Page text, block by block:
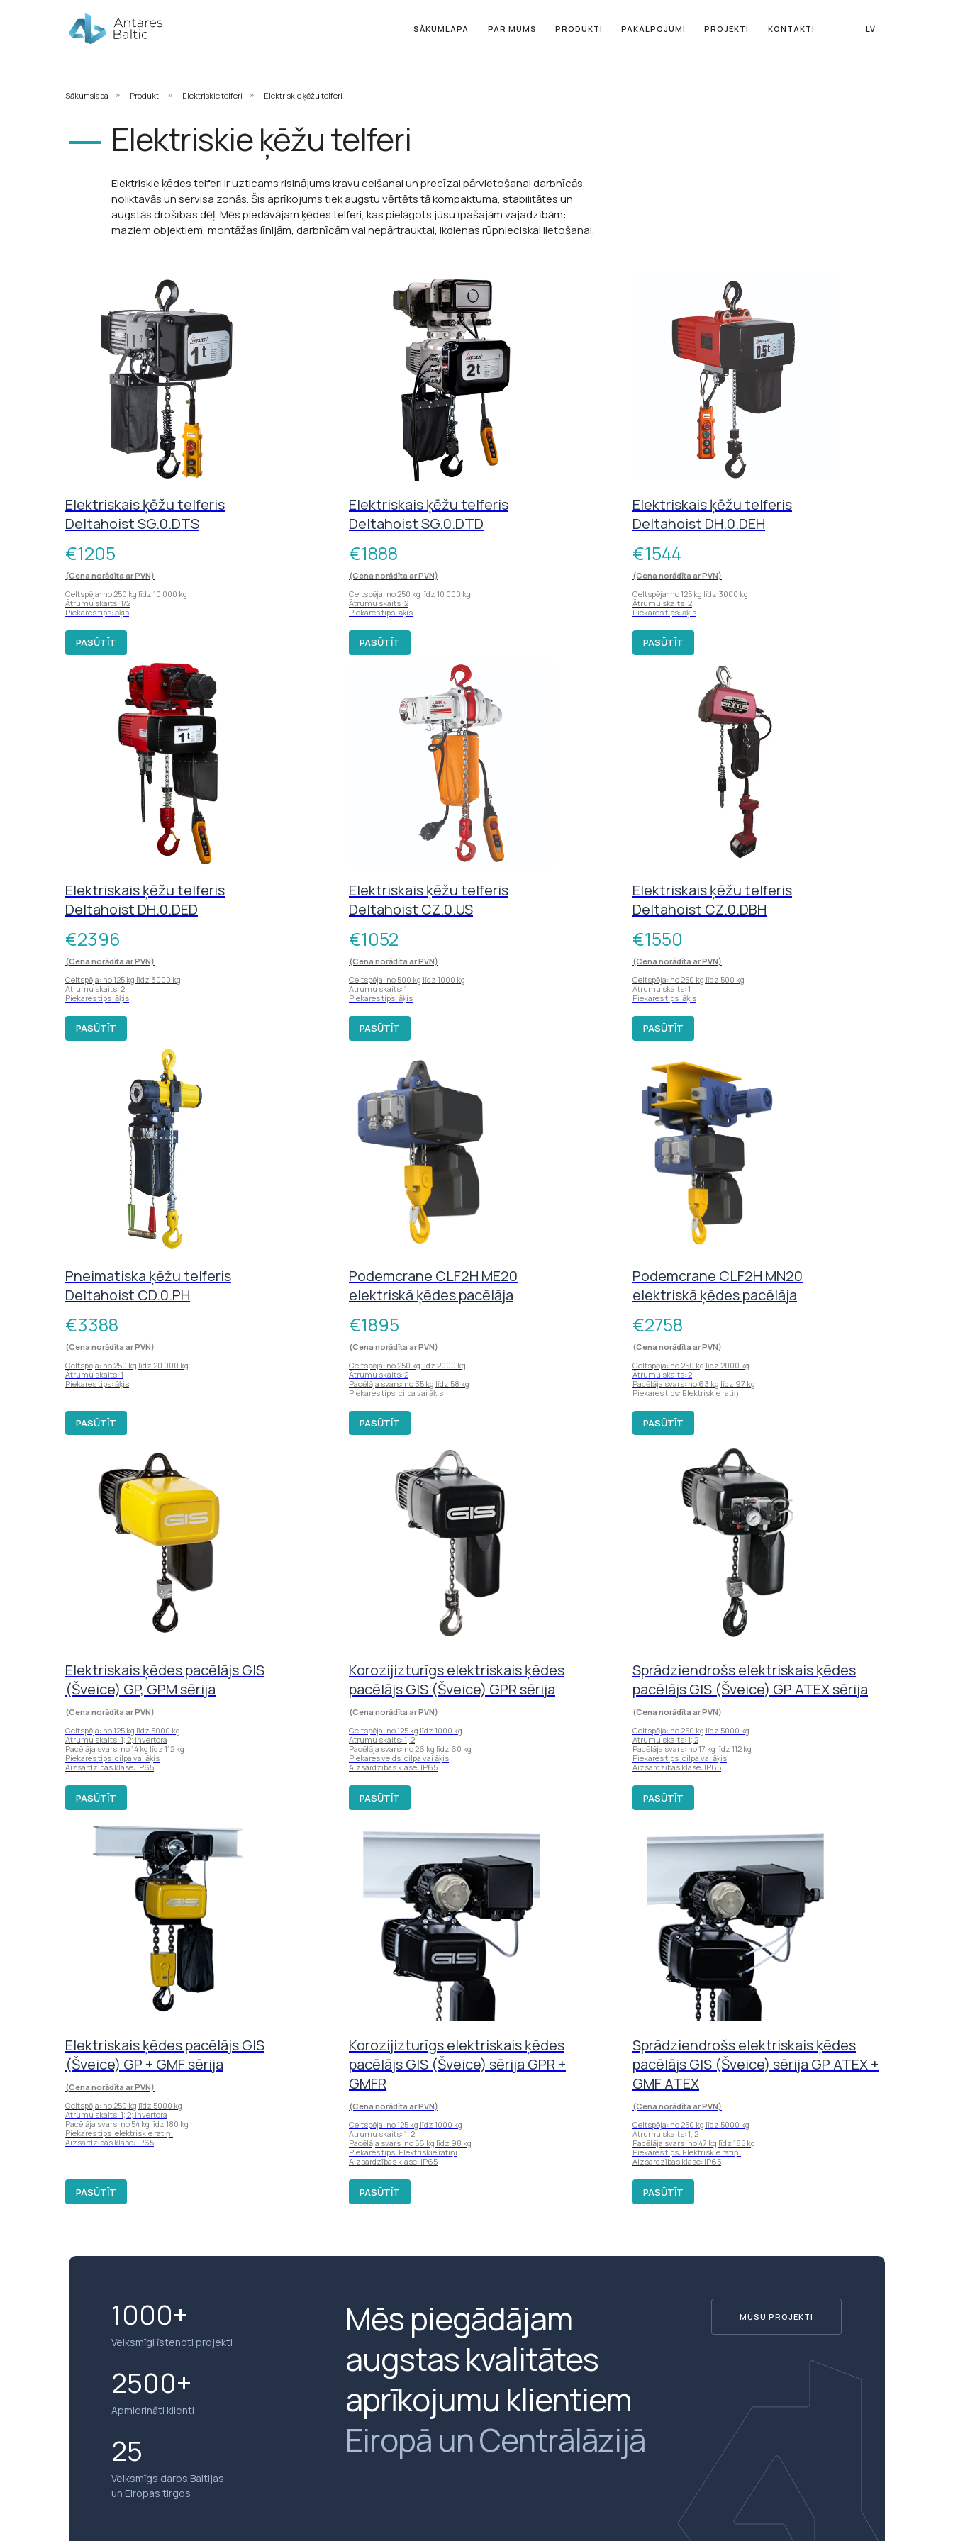
KONTAKTI
SĀKUMLAPA PAR MUMS PRODUKTI PAKALPOJUMI PROJEKTI LV
Sākumslapa » Produkti » Elektriskie telferi » Elektriskie ķēžu telferi
Elektriskie ķēdes telferi ir uzticams risinājums kravu celšanai un precīzai pārvietošanai darbnīcās,
noliktavās un servisa zonās. Šis aprīkojums tiek augstu vērtēts tā kompaktuma, stabilitātes un
augstās drošības dēļ. Mēs piedāvājam ķēdes telferi, kas pielāgots jūsu īpašajām vajadzībām:
maziem objektiem, montāžas līnijām, darbnīcām vai nepārtrauktai, ikdienas rūpnieciskai lietošanai.
Elektriskie ķēžu telferi
Elektriskais ķēžu telferis
Deltahoist SG.0.DTS
€1205
(Cena norādīta ar PVN)
Celtspēja: no 250 kg līdz 10 000 kg
Ātrumu skaits: 1/2
Piekares tips: āķis
PASŪTĪT
Elektriskais ķēžu telferis
Deltahoist SG.0.DTD
€1888
(Cena norādīta ar PVN)
Celtspēja: no 250 kg līdz 10 000 kg
Ātrumu skaits: 2
Piekares tips: āķis
PASŪTĪT
Elektriskais ķēžu telferis
Deltahoist DH.0.DEH
€1544
(Cena norādīta ar PVN)
Celtspēja: no 125 kg līdz 3000 kg
Ātrumu skaits: 2
Piekares tips: āķis
PASŪTĪT
Elektriskais ķēžu telferis
Deltahoist DH.0.DED
€2396
(Cena norādīta ar PVN)
Celtspēja: no 125 kg līdz 3000 kg
Ātrumu skaits: 2
Piekares tips: āķis
PASŪTĪT
Elektriskais ķēžu telferis
Deltahoist CZ.0.US
€1052
(Cena norādīta ar PVN)
Celtspēja: no 500 kg līdz 1000 kg
Ātrumu skaits: 1
Piekares tips: āķis
PASŪTĪT
Elektriskais ķēžu telferis
Deltahoist CZ.0.DBH
€1550
(Cena norādīta ar PVN)
Celtspēja: no 250 kg līdz 500 kg
Ātrumu skaits: 1
Piekares tips: āķis
PASŪTĪT
Pneimatiska ķēžu telferis
Deltahoist CD.0.PH
€3388
(Cena norādīta ar PVN)
Celtspēja: no 250 kg līdz 20 000 kg
Ātrumu skaits: 1
Piekares tips: āķis
PASŪTĪT
Podemcrane CLF2H ME20
elektriskā ķēdes pacēlāja
€1895
(Cena norādīta ar PVN)
Celtspēja: no 250 kg līdz 2000 kg
Ātrumu skaits: 2
Pacēlāja svars: no 35 kg līdz 58 kg
Piekares tips: cilpa vai āķis
PASŪTĪT
Podemcrane CLF2H MN20
elektriskā ķēdes pacēlāja
€2758
(Cena norādīta ar PVN)
Celtspēja: no 250 kg līdz 2000 kg
Ātrumu skaits: 2
Pacēlāja svars: no 63 kg līdz 97 kg
Piekares tips: Elektriskie ratiņi
PASŪTĪT
Elektriskais ķēdes pacēlājs GIS
(Šveice) GP, GPM sērija
(Cena norādīta ar PVN)
Celtspēja: no 125 kg līdz 5000 kg
Ātrumu skaits: 1; 2; invertora
Pacēlāja svars: no 14 kg līdz 112 kg
Piekares tips: cilpa vai āķis
Aizsardzības klase: IP65
PASŪTĪT
Korozijizturīgs elektriskais ķēdes
pacēlājs GIS (Šveice) GPR sērija
(Cena norādīta ar PVN)
Celtspēja: no 125 kg līdz 1000 kg
Ātrumu skaits: 1; 2
Pacēlāja svars: no 26 kg līdz 60 kg
Piekares veids: cilpa vai āķis
Aizsardzības klase: IP65
PASŪTĪT
Sprādziendrošs elektriskais ķēdes
pacēlājs GIS (Šveice) GP ATEX sērija
(Cena norādīta ar PVN)
Celtspēja: no 250 kg līdz 5000 kg
Ātrumu skaits: 1; 2
Pacēlāja svars: no 17 kg līdz 112 kg
Piekares tips: cilpa vai āķis
Aizsardzības klase: IP65
PASŪTĪT
Elektriskais ķēdes pacēlājs GIS
(Šveice) GP + GMF sērija
(Cena norādīta ar PVN)
Celtspēja: no 250 kg līdz 5000 kg
Ātrumu skaits: 1; 2; invertora
Pacēlāja svars: no 54 kg līdz 180 kg
Piekares tips: elektriskie ratiņi
Aizsardzības klase: IP65
PASŪTĪT
Korozijizturīgs elektriskais ķēdes
pacēlājs GIS (Šveice) sērija GPR +
GMFR
(Cena norādīta ar PVN)
Celtspēja: no 125 kg līdz 1000 kg
Ātrumu skaits: 1; 2
Pacēlāja svars: no 56 kg līdz 98 kg
Piekares tips: Elektriskie ratiņi
Aizsardzības klase: IP65
PASŪTĪT
Sprādziendrošs elektriskais ķēdes
pacēlājs GIS (Šveice) sērija GP ATEX +
GMF ATEX
(Cena norādīta ar PVN)
Celtspēja: no 250 kg līdz 5000 kg
Ātrumu skaits: 1; 2
Pacēlāja svars: no 47 kg līdz 185 kg
Piekares tips: Elektriskie ratiņi
Aizsardzības klase: IP65
PASŪTĪT
Mēs piegādājam
augstas kvalitātes
aprīkojumu klientiem
Eiropā un Centrālāzijā
1000+
Veiksmīgi īstenoti projekti
MŪSU PROJEKTI
25
Veiksmīgs darbs Baltijas
un Eiropas tirgos
2500+
Apmierināti klienti